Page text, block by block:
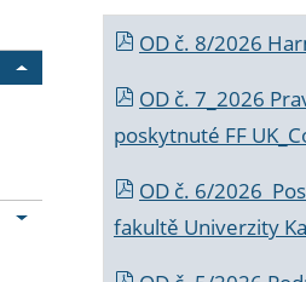
OD č. 8/2026
OD č. 7_2026
poskytnuté FF
OD č. 6/2026
fakultě Univerzity